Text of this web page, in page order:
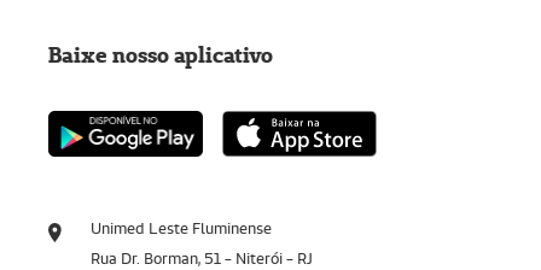
Unimed Leste Fluminense
Rua Dr. Borman, 51 - Niterói - RJ
Baixe nosso aplicativo